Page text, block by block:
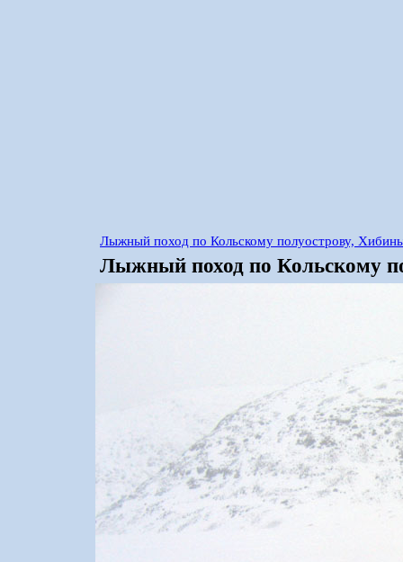
Лыжный поход по Кольскому полуострову,
Лыжный поход по Кольскому